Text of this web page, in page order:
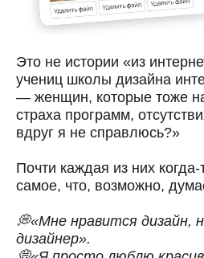
Это не истории «из
учениц школы дизайна
— женщин, которые тоже
страха программ,
вдруг я не справлюсь?»
Почти каждая из них
самое, что, возможно,
💭«Мне нравится дизайн,
дизайнер».